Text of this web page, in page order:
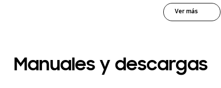
Ver más
Manuales y descargas